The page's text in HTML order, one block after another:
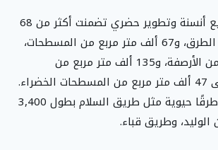
أنجزت الأمانة مشاريع أنسنة وتطوير حضري تضمنت أكثر من 68
ألف متر طولي من الطرق، و67 ألف متر مربع من المسطحات،
و14 ألف متر مربع من الأرصفة، و135 ألف متر مربع من
الساحات، إضافة إلى 47 ألف متر مربع من المسطحات الخضراء.
وشملت التحسينات طرقًا حيوية مثل طريق السلام بطول 3,400
وطريق قباء.